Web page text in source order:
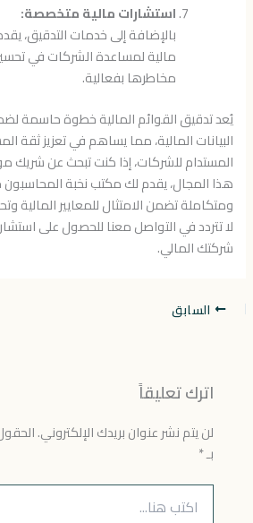
استشارات مالية متخصصة:
بالإضافة إلى خدمات التدقيق،
مالية لمساعدة الشركات في
مخاطرها بفعالية.
يُعد تدقيق القوائم المالية خطوة حاسمة
البيانات المالية، مما يساهم في تعزيز ثقة
المستدام للشركات، إذا كنت تبحث عن
هذا المجال، يقدم لك مكتب نخبة
ومتكاملة تضمن الامتثال للمعايير المالية
لا تتردد في التواصل معنا للحصول على
شركتك المالي.
السابق
اترك تعليقاً
لن يتم نشر عنوان بريدك الإلكتروني.
بـ*
اكتب
هنا...